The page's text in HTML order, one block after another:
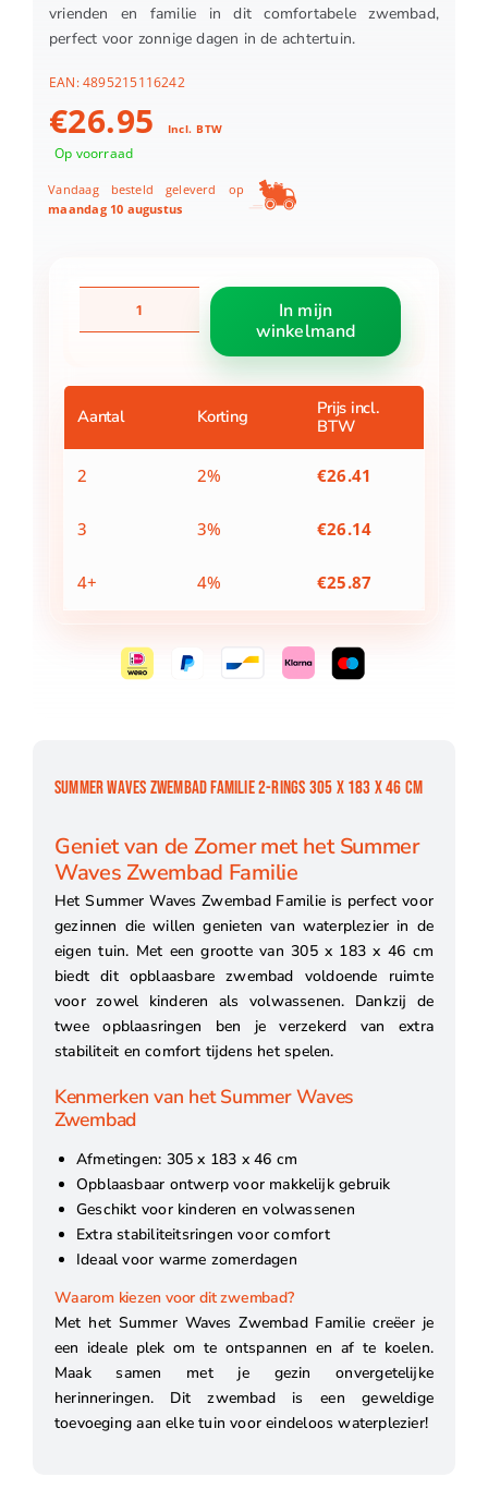
vrienden en familie in dit comfortabele zwembad,
perfect voor zonnige dagen in de achtertuin.
EAN:4895215116242
€26.95 Incl. BTW
Op voorraad
Vandaag besteld geleverd op
maandag 10 augustus
Waves
2-
X
In mijn
winkelmand
Aantal Korting
Prijs incl.
BTW
2 2% €26.41
3 3% €26.14
4+ 4% €25.87
SUMMER WAVES ZWEMBAD FAMILIE 2-RINGS 305 X 183 X 46 CM
Geniet van de Zomer met het Summer
Waves Zwembad Familie
Het Summer Waves Zwembad Familie is perfect voor
gezinnen die willen genieten van waterplezier in de
eigen tuin. Met een grootte van 305 x 183 x 46 cm
biedt dit opblaasbare zwembad voldoende ruimte
voor zowel kinderen als volwassenen. Dankzij de
twee opblaasringen ben je verzekerd van extra
stabiliteit en comfort tijdens het spelen.
Kenmerken van het Summer Waves
Zwembad
Afmetingen: 305 x 183 x 46 cm
Opblaasbaar ontwerp voor makkelijk gebruik
Geschikt voor kinderen en volwassenen
Extra stabiliteitsringen voor comfort
Ideaal voor warme zomerdagen
Waarom kiezen voor dit zwembad?
Met het Summer Waves Zwembad Familie creëer je
een ideale plek om te ontspannen en af te koelen.
Maak samen met je gezin onvergetelijke
herinneringen. Dit zwembad is een geweldige
toevoeging aan elke tuin voor eindeloos waterplezier!